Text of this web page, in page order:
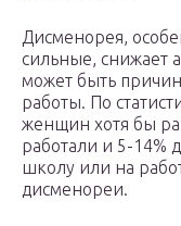
Дисменорея,
сильные, снижает
может быть
работы. По
женщин хотя бы
работали и 5-14%
школу или на
дисменореи.